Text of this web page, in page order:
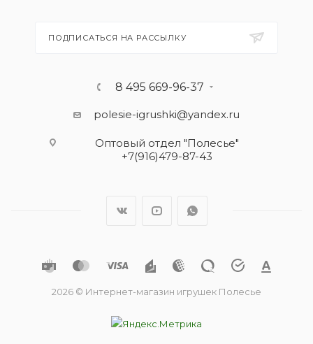
ПОДПИСАТЬСЯ НА РАССЫЛКУ
8 495 669-96-37
polesie-igrushki@yandex.ru
Оптовый отдел "Полесье"
+7(916)479-87-43
2026 © Интернет-магазин игрушек Полесье